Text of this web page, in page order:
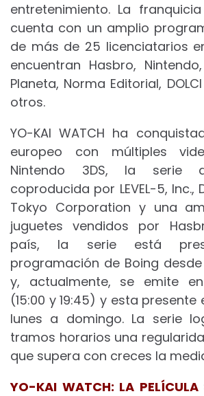
entretenimiento. La
cuenta con un amplio
de más de 25 licenciatarios
encuentran Hasbro, Nintendo,
Planeta, Norma Editorial, DOLCI
otros.
YO-KAI WATCH ha
europeo con múltiples
Nintendo 3DS, la serie
coproducida por LEVEL-5, Inc.,
Tokyo Corporation y una
juguetes vendidos por
país, la serie está
programación de Boing desde
y, actualmente, se emite
(15:00 y 19:45) y esta
lunes a domingo. La serie
tramos horarios una
que supera con creces la
YO-KAI WATCH: LA PELÍCULA